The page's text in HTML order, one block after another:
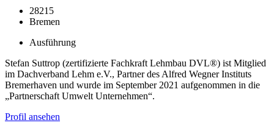
28215
Bremen
Ausführung
Stefan Suttrop (zertifizierte Fachkraft Lehmbau DVL®) ist Mitglied
im Dachverband Lehm e.V., Partner des Alfred Wegner Instituts
Bremerhaven und wurde im September 2021 aufgenommen in die
„Partnerschaft Umwelt Unternehmen“.
Profil ansehen